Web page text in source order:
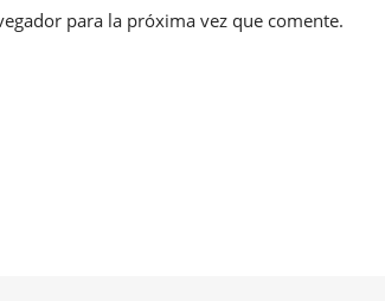
para la próxima vez que comente.